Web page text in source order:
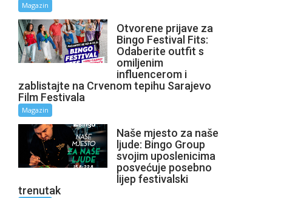
Magazin
Otvorene prijave za
Bingo Festival Fits:
Odaberite outfit s
omiljenim
influencerom i
zablistajte na Crvenom tepihu Sarajevo
Film Festivala
Magazin
Naše mjesto za naše
ljude: Bingo Group
svojim uposlenicima
posvećuje posebno
lijep festivalski
trenutak